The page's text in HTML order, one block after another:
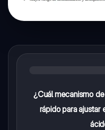
¿Cuál mecanismo
rápido para ajustar